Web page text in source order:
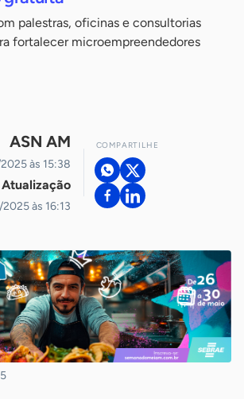
palestras, oficinas e consultorias
fortalecer microempreendedores
ASN AM
às 15:38
Atualização
às 16:13
COMPARTILHE